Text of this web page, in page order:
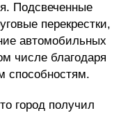
Подсвеченные
перекрестки,
автомобильных
числе благодаря
способностям.
город получил